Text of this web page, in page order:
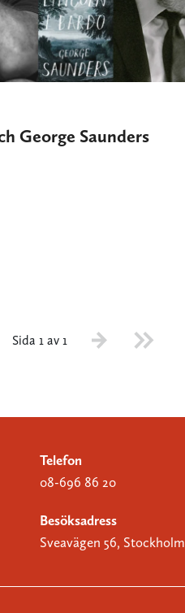
George Saunders
Sida 1 av 1
Telefon
08-696 86 20
Besöksadress
Sveavägen 56, Stockholm